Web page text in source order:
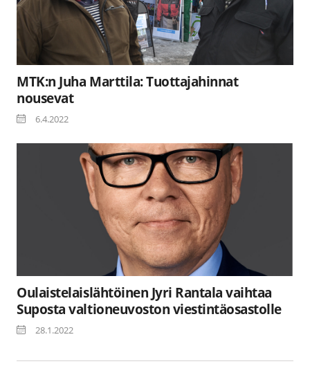
MTK:n Juha Marttila: Tuottajahinnat
nousevat
6.4.2022
Oulaistelaislähtöinen Jyri Rantala vaihtaa
Suposta valtioneuvoston viestintäosastolle
28.1.2022